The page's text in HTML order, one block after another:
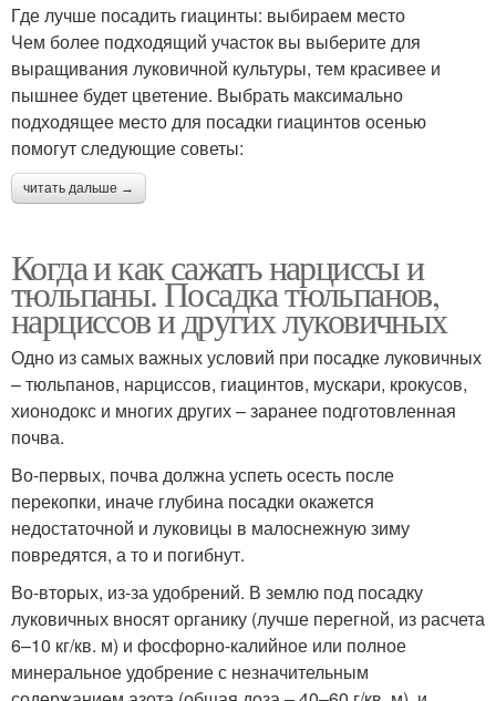
Где лучше посадить гиацинты: выбираем место
Чем более подходящий участок вы выберите для
выращивания луковичной культуры, тем красивее и
пышнее будет цветение. Выбрать максимально
подходящее место для посадки гиацинтов осенью
помогут следующие советы:
читать дальше →
Когда и как сажать нарциссы и
тюльпаны. Посадка тюльпанов,
нарциссов и других луковичных
Одно из самых важных условий при посадке луковичных
– тюльпанов, нарциссов, гиацинтов, мускари, крокусов,
хионодокс и многих других – заранее подготовленная
почва.
Во-первых, почва должна успеть осесть после
перекопки, иначе глубина посадки окажется
недостаточной и луковицы в малоснежную зиму
повредятся, а то и погибнут.
Во-вторых, из-за удобрений. В землю под посадку
луковичных вносят органику (лучше перегной, из расчета
6–10 кг/кв. м) и фосфорно-калийное или полное
минеральное удобрение с незначительным